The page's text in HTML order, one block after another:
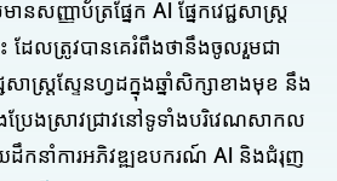
នសញ្ញាប័ត្រផ្នែក AI ផ្នែកវេជ្ជសាស្ត្រ
ះ ដែលត្រូវបានគេរំពឹងថានឹងចូលរួមជា
ស្ត្រស្ទែនហ្វដក្នុងឆ្នាំសិក្សាខាងមុខ នឹង
រែងស្រាវជ្រាវនៅទូទាំងបរិវេណសាកល
ដឹកនាំការអភិវឌ្ឍឧបករណ៍ AI និងជំរុញ